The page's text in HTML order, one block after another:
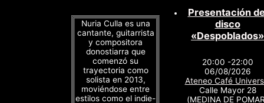
Nuria Culla es una
cantante, guitarrista
y compositora
donostiarra que
comenzó su
trayectoria como
solista en 2013,
moviéndose entre
estilos como el indie-
Presentación
disco
«Despoblados»
20:00 -22:00
06/08/2026
Ateneo Café
Calle Mayor 28
(MEDINA DE